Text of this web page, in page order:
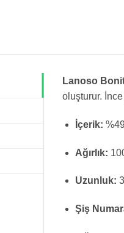
Lanoso
oluşturur.
İçerik:
Ağırlık:
Uzunluk:
Şiş